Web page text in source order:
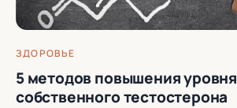
ЗДОРОВЬЕ
5 методов повышения уровня
собственного тестостерона